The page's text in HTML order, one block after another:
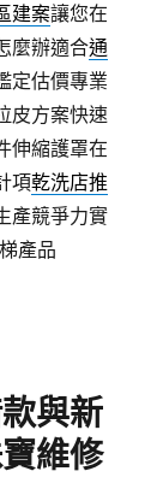
建案讓您在
麼辦適合通
定估價專業
皮方案快速
伸縮護罩在
項乾洗店推
產競爭力實
產品
與新
維修